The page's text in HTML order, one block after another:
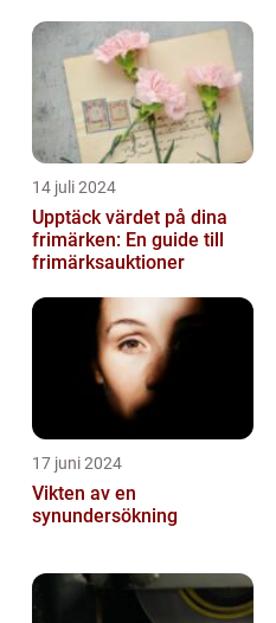
14 juli 2024
Upptäck värdet på dina
frimärken: En guide till
frimärksauktioner
17 juni 2024
Vikten av en
synundersökning